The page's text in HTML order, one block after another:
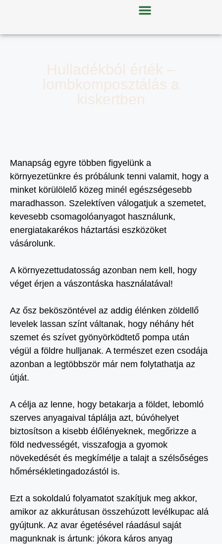
Hulladékból érték –
lombkomposztálás a
kiskertben
Manapság egyre többen figyelünk a
környezetünkre és próbálunk tenni valamit, hogy a
minket körülölelő közeg minél egészségesebb
maradhasson. Szelektíven válogatjuk a szemetet,
kevesebb csomagolóanyagot használunk,
energiatakarékos háztartási eszközöket
vásárolunk.
A környezettudatosság azonban nem kell, hogy
véget érjen a vászontáska használatával!
Az ősz beköszöntével az addig élénken zöldellő
levelek lassan színt váltanak, hogy néhány hét
szemet és szívet gyönyörködtető pompa után
végül a földre hulljanak. A természet ezen csodája
azonban a legtöbbször már nem folytathatja az
útját.
A célja az lenne, hogy betakarja a földet, lebomló
szerves anyagaival táplálja azt, búvóhelyet
biztosítson a kisebb élőlényeknek, megőrizze a
föld nedvességét, visszafogja a gyomok
növekedését és megkímélje a talajt a szélsőséges
hőmérsékletingadozástól is.
Ezt a sokoldalú folyamatot szakítjuk meg akkor,
amikor az akkurátusan összehúzott levélkupac alá
gyújtunk. Az avar égetésével ráadásul saját
magunknak is ártunk: jókora káros anyag